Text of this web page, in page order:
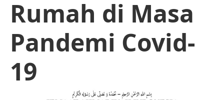
Rumah di Masa
Pandemi Covid-
19